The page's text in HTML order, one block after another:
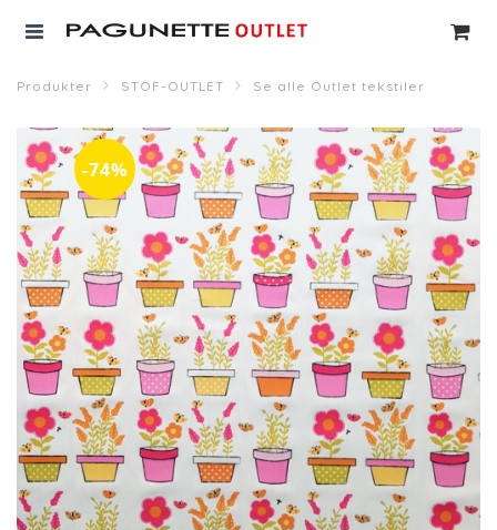
Produkter STOF-OUTLET Se alle Outlet tekstiler
-74%